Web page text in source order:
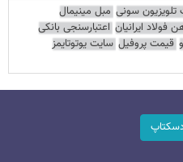
سونی مبل مینیمال
فولاد ایرانیان اعتبارسنجی بانکی
قیمت پروفیل سایت یوتوتایمز